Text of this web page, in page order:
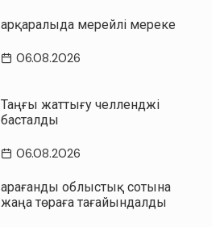
Қарқаралыда мерейлі мереке
06.08.2026
Таңғы жаттығу челленджі
басталды
06.08.2026
Қарағанды облыстық сотына
жаңа төраға тағайындалды